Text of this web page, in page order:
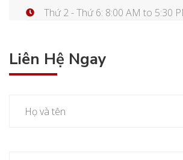
Thứ 2 - Thứ 6: 8:00 AM to 5:30
Liên Hệ Ngay